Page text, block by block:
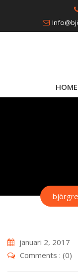
content
HOME
januari 2, 2017
Comments : (0)